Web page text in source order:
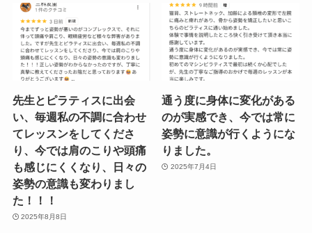
先生とピラティスに出会
い、毎週私の不調に合わせ
てレッスンをしてくださ
り、今では肩のこりや頭痛
も感じにくくなり、日々の
姿勢の意識も変わりまし
た！！！
2025年8月8日
通う度に身体に変化がある
のが実感でき、今では常に
姿勢に意識が行くようにな
りました。
2025年7月4日